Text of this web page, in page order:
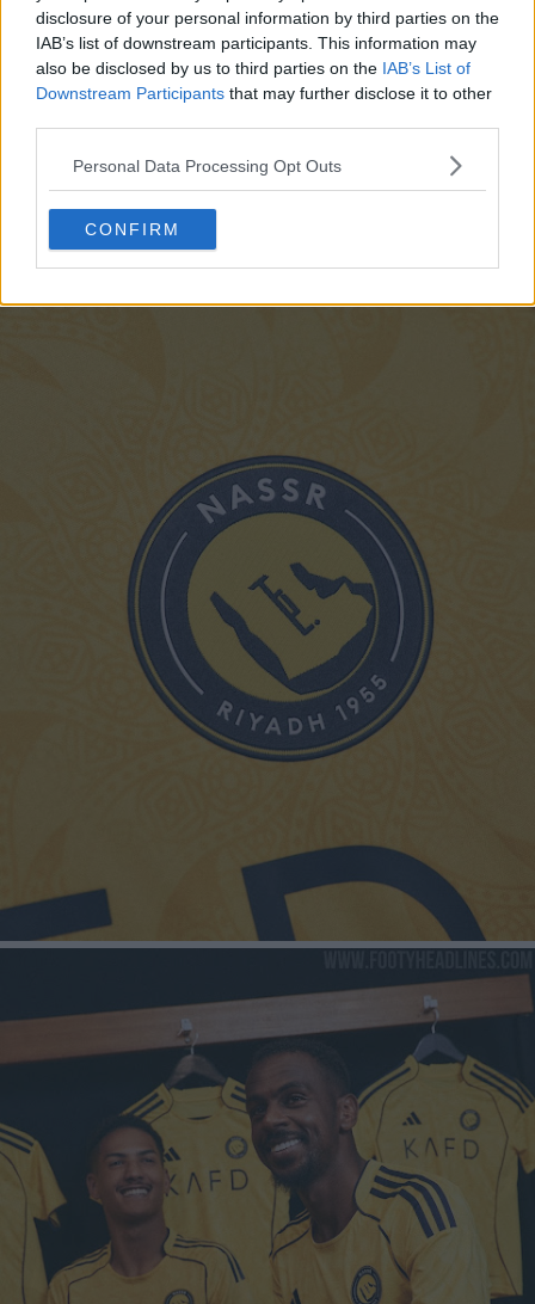
disclosure of your personal information by third parties on the
IAB’s list of downstream participants. This information may
also be disclosed by us to third parties on the IAB’s List of
Downstream Participants that may further disclose it to other
Personal Data Processing Opt Outs
CONFIRM
Fait intéressant, le motif ondulé rappelle aussi les
dunes et les textures du désert arabe, rendant cet
hommage à l'identité saoudienne encore plus
complexe.